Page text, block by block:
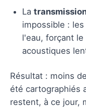
La
impossible :
l'eau, forçant
acoustiques
Résultat : moins
été cartographiés
restent, à ce jour,